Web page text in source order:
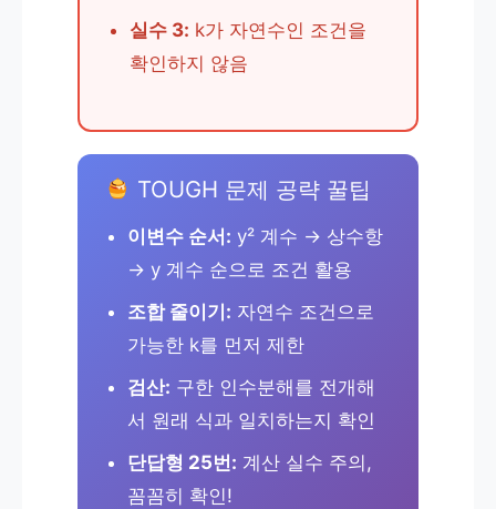
실수 3: k가 자연수인 조건을
확인하지 않음
TOUGH 문제 공략 꿀팁
이변수 순서: y² 계수 → 상수항
→ y 계수 순으로 조건 활용
조합 줄이기: 자연수 조건으로
가능한 k를 먼저 제한
검산: 구한 인수분해를 전개해
서 원래 식과 일치하는지 확인
단답형 25번: 계산 실수 주의,
꼼꼼히 확인!